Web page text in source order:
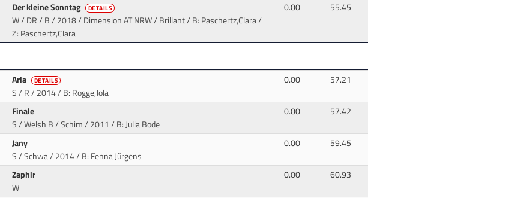
Der kleine Sonntag DETAILS
W / DR / B / 2018 / Dimension AT NRW / Brillant/ B: Paschertz,Clara /
Z: Paschertz,Clara
0.00 55.45
Aria DETAILS
S / R / 2014/ B: Rogge,Jola
0.00 57.21
Finale
S / Welsh B / Schim / 2011 / B: Julia Bode
0.00 57.42
Jany
S / Schwa / 2014/ B: Fenna Jürgens
0.00 59.45
Zaphir
W
0.00 60.93